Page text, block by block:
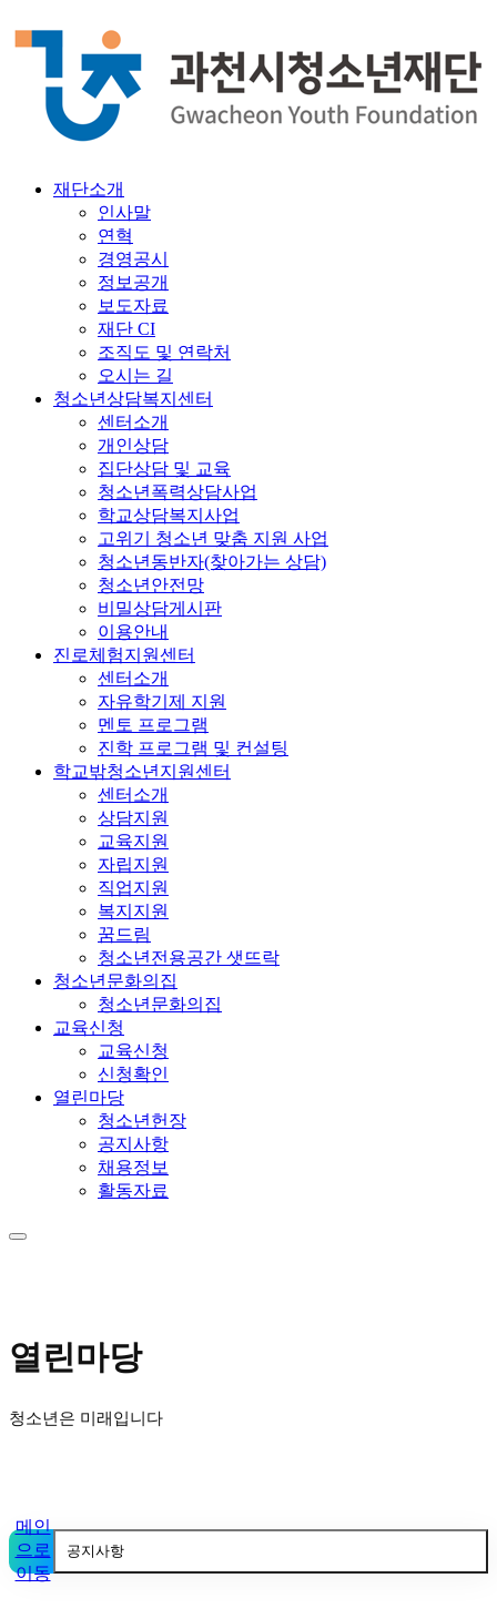
재단소개
인사말
연혁
경영공시
정보공개
보도자료
재단 CI
조직도 및 연락처
오시는 길
청소년상담복지센터
센터소개
개인상담
집단상담 및 교육
청소년폭력상담사업
학교상담복지사업
고위기 청소년 맞춤 지원 사업
청소년동반자(찾아가는 상담)
청소년안전망
비밀상담게시판
이용안내
진로체험지원센터
센터소개
자유학기제 지원
멘토 프로그램
진학 프로그램 및 컨설팅
학교밖청소년지원센터
센터소개
상담지원
교육지원
자립지원
직업지원
복지지원
꿈드림
청소년전용공간 샛뜨락
청소년문화의집
청소년문화의집
교육신청
교육신청
신청확인
열린마당
청소년헌장
공지사항
채용정보
활동자료
열린마당
청소년은 미래입니다
메인
으로
이동
공지사항